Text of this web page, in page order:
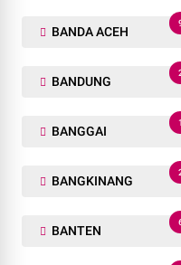
BANDA ACEH
BANDUNG
BANGGAI
1
BANGKINANG
BANTEN